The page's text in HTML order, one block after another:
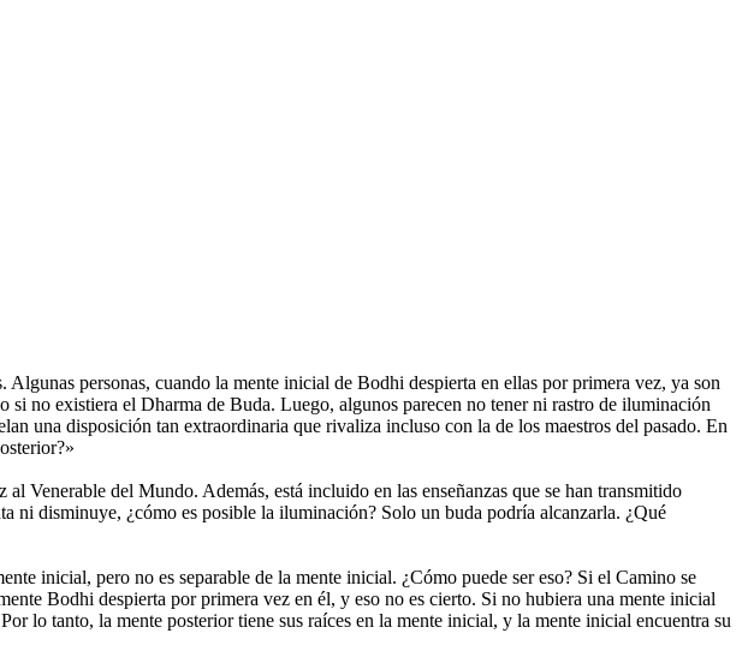
personas, cuando la mente inicial de Bodhi despierta en ellas por primera vez, ya son
no existiera el Dharma de Buda. Luego, algunos parecen no tener ni rastro de iluminación
una disposición tan extraordinaria que rivaliza incluso con la de los maestros del pasado. En
Venerable del Mundo. Además, está incluido en las enseñanzas que se han transmitido
ni disminuye, ¿cómo es posible la iluminación? Solo un buda podría alcanzarla. ¿Qué
inicial, pero no es separable de la mente inicial. ¿Cómo puede ser eso? Si el Camino se
Bodhi despierta por primera vez en él, y eso no es cierto. Si no hubiera una mente inicial
lo tanto, la mente posterior tiene sus raíces en la mente inicial, y la mente inicial encuentra su